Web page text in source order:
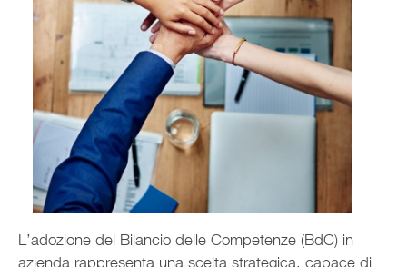
L’adozione del Bilancio delle Competenze (BdC) in
azienda rappresenta una scelta strategica, capace di